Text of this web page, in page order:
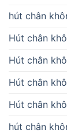
hút chân
Hút chân
Hút chân
Hút chân
Hút chân
hút chân